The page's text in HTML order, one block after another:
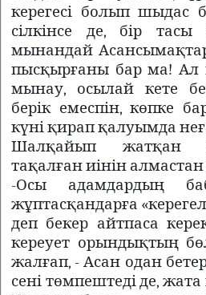
керегесі болып шыдас
сілкінсе де, бір тасы
мынандай
пысқырғаны бар ма! Ал
мынау, осылай кете
берік емеспін, көпке
күні қирап қалуымда
Шалқайып жатқан
тақалған иінін алмастан
-Осы адамдардың
жұптасқандарға
деп бекер айтпаса
кереует орындықтың
жалғап, - Асан одан
сені төмпештеді де,